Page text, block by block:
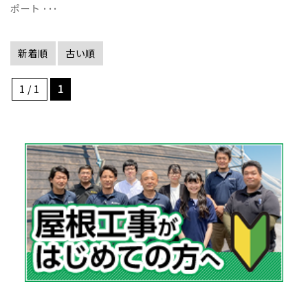
ポート ･･･
新着順 古い順
1 / 1 1